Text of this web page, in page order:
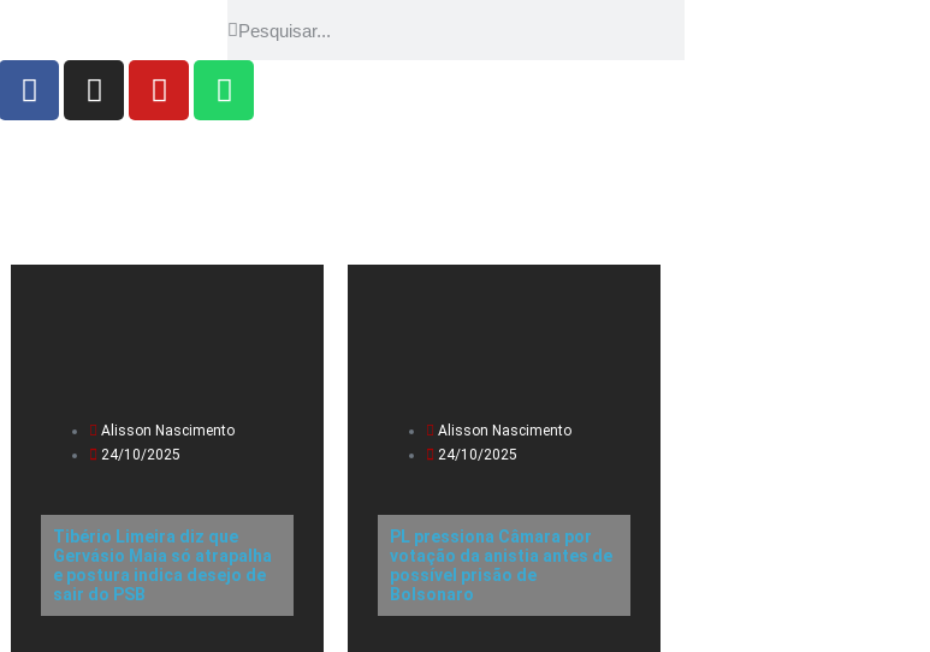
Alisson Nascimento
24/10/2025
Tibério Limeira diz que
Gervásio Maia só atrapalha
e postura indica desejo de
sair do PSB
Alisson Nascimento
24/10/2025
PL pressiona Câmara por
votação da anistia antes de
possível prisão de
Bolsonaro